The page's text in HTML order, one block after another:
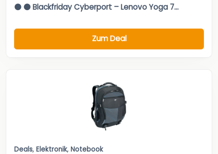
⚫ ⚫ Blackfriday Cyberport – Lenovo Yoga 7...
Zum Deal
Deals, Elektronik, Notebook